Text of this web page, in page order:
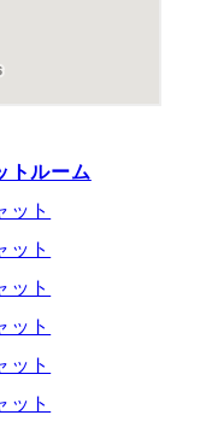
トルーム
ット
ット
ット
ット
ット
ット